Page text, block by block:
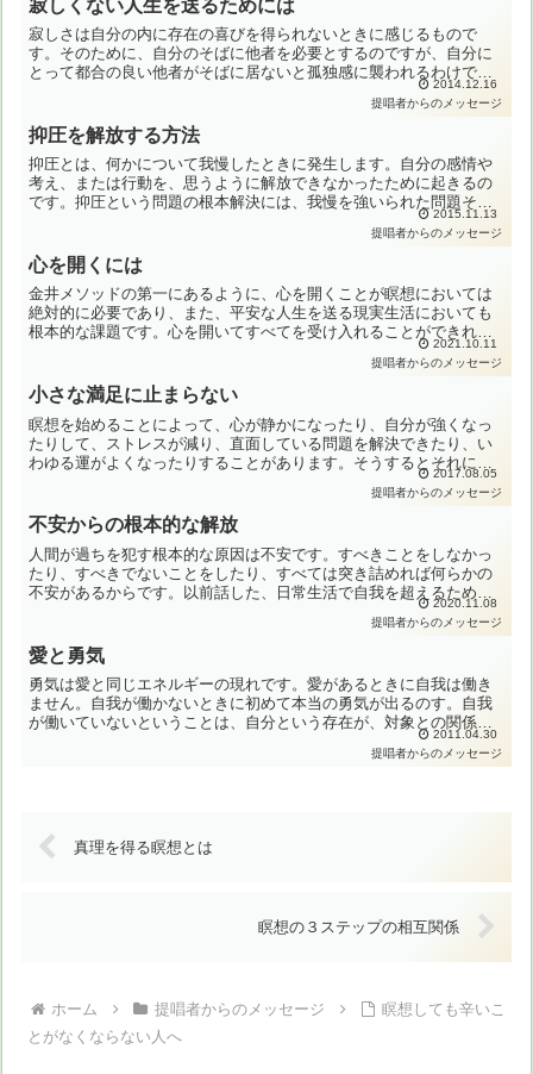
寂しくない人生を送るためには
寂しさは自分の内に存在の喜びを得られないときに感じるもので
す。そのために、自分のそばに他者を必要とするのですが、自分に
とって都合の良い他者がそばに居ないと孤独感に襲われるわけで
す。ですから、寂しさから逃れるためには、そばに他者がいるよう
2014.12.16
提唱者からのメッセージ
抑圧を解放する方法
抑圧とは、何かについて我慢したときに発生します。自分の感情や
考え、または行動を、思うように解放できなかったために起きるの
です。抑圧という問題の根本解決には、我慢を強いられた問題その
ものよりも、思い通りにできないことによってなぜ抑圧が生まれ
2015.11.13
提唱者からのメッセージ
心を開くには
金井メソッドの第一にあるように、心を開くことが瞑想においては
絶対的に必要であり、また、平安な人生を送る現実生活においても
根本的な課題です。心を開いてすべてを受け入れることができれ
ば、それ以上求めるべきものはありません。しかし心を開くことは
2021.10.11
提唱者からのメッセージ
小さな満足に止まらない
瞑想を始めることによって、心が静かになったり、自分が強くなっ
たりして、ストレスが減り、直面している問題を解決できたり、い
わゆる運がよくなったりすることがあります。そうするとそれに満
足して、同じような意識や気持ちで瞑想を続けることになりがち
2017.08.05
提唱者からのメッセージ
不安からの根本的な解放
人間が過ちを犯す根本的な原因は不安です。すべきことをしなかっ
たり、すべきでないことをしたり、すべては突き詰めれば何らかの
不安があるからです。以前話した、日常生活で自我を超えるために
努力すべき道、カルマ・ヨガにしろギャン・ヨガにしろバクテ2020.11.08
提唱者からのメッセージ
愛と勇気
勇気は愛と同じエネルギーの現れです。愛があるときに自我は働き
ません。自我が働かないときに初めて本当の勇気が出るのす。自我
が働いていないということは、自分という存在が、対象との関係か
ら自由であることを意味します。ですから、自分のすべきことが
2011.04.30
提唱者からのメッセージ
真理を得る瞑想とは
瞑想の３ステップの相互関係
ホーム 提唱者からのメッセージ
瞑想しても辛いこ
とがなくならない人へ